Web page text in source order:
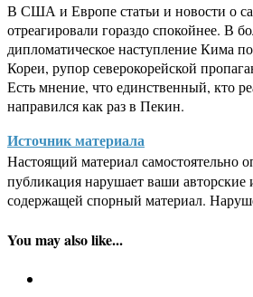
В США и Европе статьи и новости о
отреагировали гораздо спокойнее. В
дипломатическое наступление Кима
Кореи, рупор северокорейской
Есть мнение, что единственный, кто
направился как раз в Пекин.
Источник материала
Настоящий материал самостоятельно
публикация нарушает ваши
содержащей спорный материал.
You may also like...